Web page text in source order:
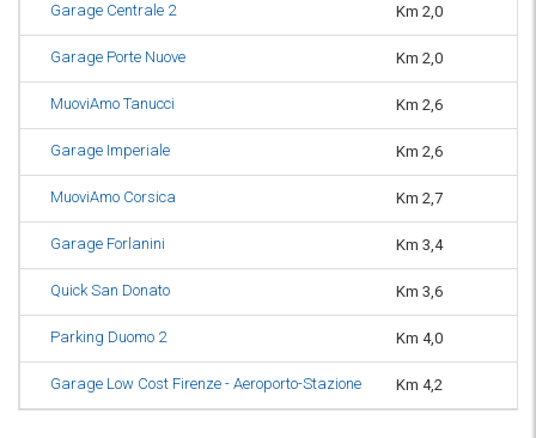
Garage Centrale 2 Km 2,0
Garage Porte Nuove Km 2,0
MuoviAmo Tanucci Km 2,6
Garage Imperiale Km 2,6
MuoviAmo Corsica Km 2,7
Garage Forlanini Km 3,4
Quick San Donato Km 3,6
Parking Duomo 2 Km 4,0
Garage Low Cost Firenze - Aeroporto-Stazione Km 4,2